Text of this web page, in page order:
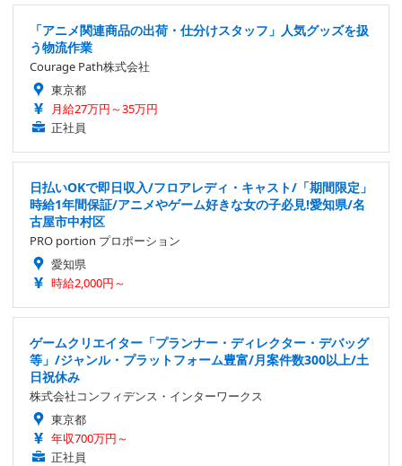
「アニメ関連商品の出荷・仕分けスタッフ」人気グッズを扱
う物流作業
Courage Path株式会社
東京都
月給27万円～35万円
正社員
日払いOKで即日収入/フロアレディ・キャスト/「期間限定」
時給1年間保証/アニメやゲーム好きな女の子必見!愛知県/名
古屋市中村区
PRO portion プロポーション
愛知県
時給2,000円～
ゲームクリエイター「プランナー・ディレクター・デバッグ
等」/ジャンル・プラットフォーム豊富/月案件数300以上/土
日祝休み
株式会社コンフィデンス・インターワークス
東京都
年収700万円～
正社員